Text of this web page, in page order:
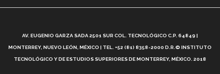
¿Cómo es el Modelo Educativo Tec? (video)
AV. EUGENIO GARZA SADA 2501 SUR COL. TECNOLÓGICO C.P. 64849 |
MONTERREY, NUEVO LEÓN, MÉXICO | TEL. +52 (81) 8358-2000 D.R.© INSTITUTO
TECNOLÓGICO Y DE ESTUDIOS SUPERIORES DE MONTERREY, MÉXICO. 2018